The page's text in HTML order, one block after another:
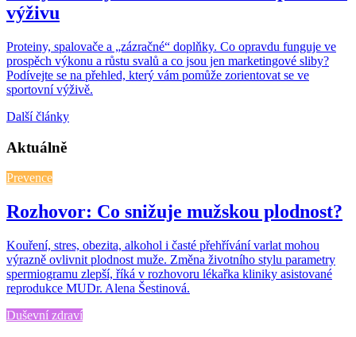
výživu
Proteiny, spalovače a „zázračné“ doplňky. Co opravdu funguje ve
prospěch výkonu a růstu svalů a co jsou jen marketingové sliby?
Podívejte se na přehled, který vám pomůže zorientovat se ve
sportovní výživě.
Další články
Aktuálně
Prevence
Rozhovor: Co snižuje mužskou plodnost?
Kouření, stres, obezita, alkohol i časté přehřívání varlat mohou
výrazně ovlivnit plodnost muže. Změna životního stylu parametry
spermiogramu zlepší, říká v rozhovoru lékařka kliniky asistované
reprodukce MUDr. Alena Šestinová.
Duševní zdraví